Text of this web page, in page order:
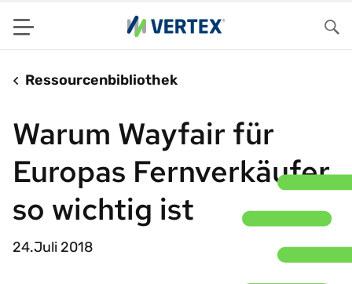
Menu
Ressourcenbibliothek
Warum Wayfair für
Europas Fernverkäufer
so wichtig ist
24.Juli 2018